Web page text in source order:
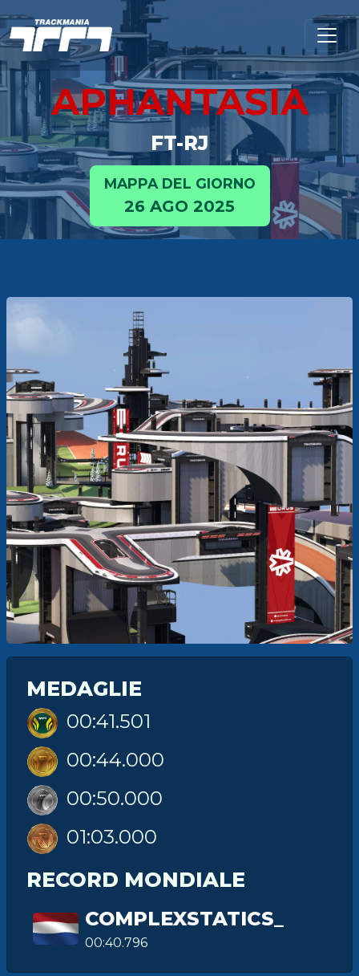
APHANTASIA
FT-RJ
MAPPA DEL GIORNO
26 AGO 2025
MEDAGLIE
00:41.501
00:44.000
00:50.000
01:03.000
RECORD MONDIALE
COMPLEXSTATICS_
00:40.796